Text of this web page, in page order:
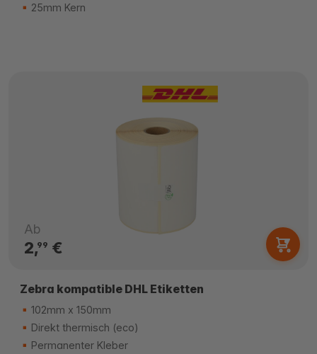
25mm Kern
Ab
2,99 €
Zebra kompatible DHL Etiketten
102mm x 150mm
Direkt thermisch (eco)
Permanenter Kleber